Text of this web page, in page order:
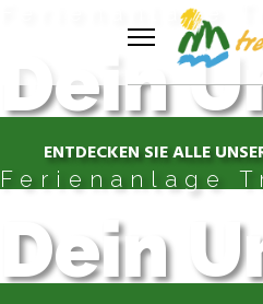
Ferienanlage
Dein
ENTDECKEN SIE ALLE
Ferienanlage
Dein